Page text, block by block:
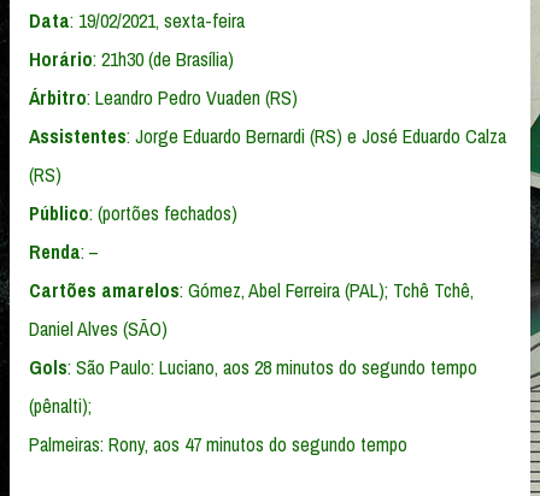
Data: 19/02/2021, sexta-feira
Horário: 21h30 (de Brasília)
Árbitro: Leandro Pedro Vuaden (RS)
Assistentes: Jorge Eduardo Bernardi (RS) e José Eduardo Calza
(RS)
Público: (portões fechados)
Renda: –
Cartões amarelos: Gómez, Abel Ferreira (PAL); Tchê Tchê,
Daniel Alves (SÃO)
Gols: São Paulo: Luciano, aos 28 minutos do segundo tempo
(pênalti);
Palmeiras: Rony, aos 47 minutos do segundo tempo